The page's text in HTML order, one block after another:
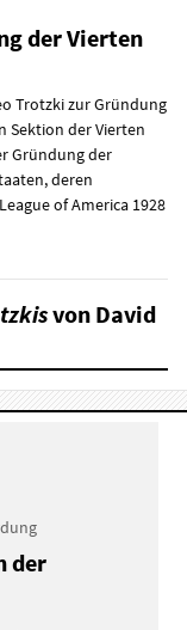
der Vierten
Trotzki zur Gründung
Sektion der Vierten
Gründung der
deren
of America 1928
von David
der